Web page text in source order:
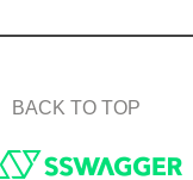
BACK TO TOP